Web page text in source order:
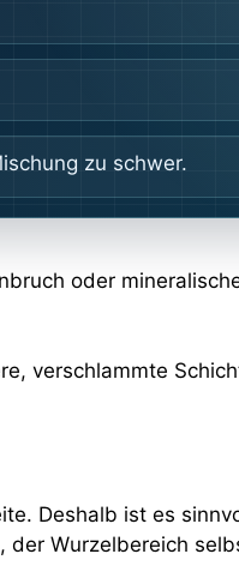
zu schwer.
oder
verschlammte
Deshalb ist es
Wurzelbereich